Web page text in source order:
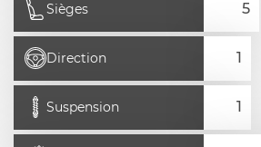
Sièges
Direction
Suspension